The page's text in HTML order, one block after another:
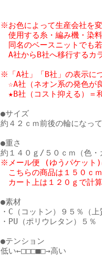
※お色によって生産会社を
使用する糸・編み機・染
同名のベースニットでも
A社からB社へ移行するカ
※「A社」「B社」の表示に
☆A社（ネオン系の発色が
●サイズ
約４２ｃｍ前後の輪になっ
●重さ
※メール便 (ゆうパケット)
こちらの商品は１５０ｃ
カート上は１２０ｇで計
●素材
・C（コットン）９５％（上
・PU（ポリウレタン）５％
●テンション
低い←□□□■□→高い